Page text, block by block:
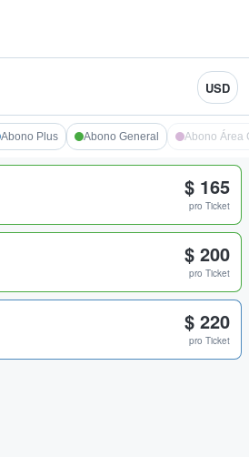
USD
Abono Plus Abono General Abono Área
$ 165
pro Ticket
$ 200
pro Ticket
$ 220
pro Ticket